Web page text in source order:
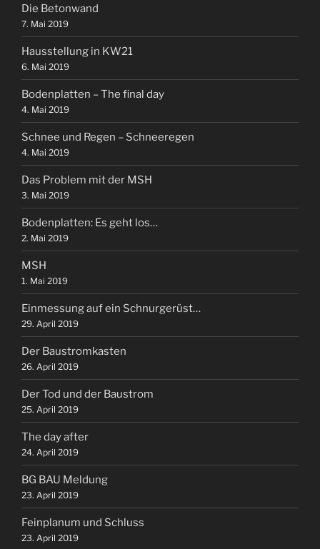
Die Betonwand
7. Mai 2019
Hausstellung in KW21
6. Mai 2019
Bodenplatten – The final day
4. Mai 2019
Schnee und Regen – Schneeregen
4. Mai 2019
Das Problem mit der MSH
3. Mai 2019
Bodenplatten: Es geht los…
2. Mai 2019
MSH
1. Mai 2019
Einmessung auf ein Schnurgerüst…
29. April 2019
Der Baustromkasten
26. April 2019
Der Tod und der Baustrom
25. April 2019
The day after
24. April 2019
BG BAU Meldung
23. April 2019
Feinplanum und Schluss
23. April 2019